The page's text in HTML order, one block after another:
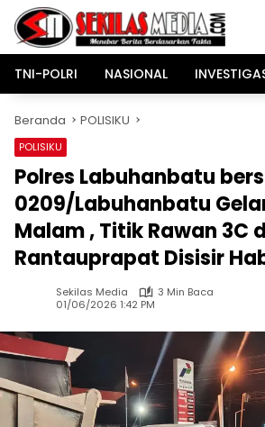
Langsung
konten
TNI-POLRI
NASIONAL
Beranda POLISIKU
POLISIKU
Polres Labuhanbatu
0209/Labuhanbatu
Malam , Titik Rawan 3C
Rantauprapat Disisir
Sekilas Media
3 Min Baca
01/06/2026 1:42 PM